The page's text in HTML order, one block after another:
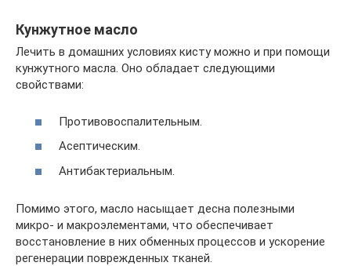
Кунжутное масло
Лечить в домашних условиях кисту можно и при помощи
кунжутного масла. Оно обладает следующими
свойствами:
Противовоспалительным.
Асептическим.
Антибактериальным.
Помимо этого, масло насыщает десна полезными
микро- и макроэлементами, что обеспечивает
восстановление в них обменных процессов и ускорение
регенерации поврежденных тканей.